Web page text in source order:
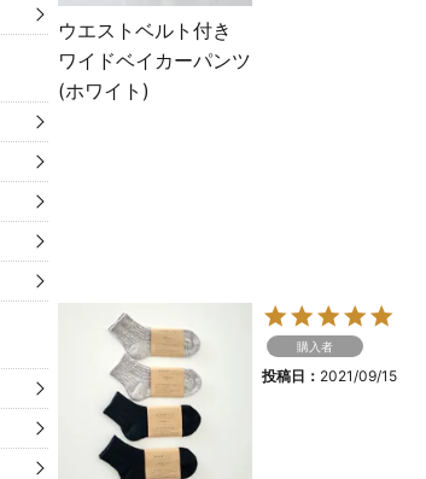
ウエストベルト付き
ワイドベイカーパンツ
(ホワイト)
購入者
投稿日 2021/09/15